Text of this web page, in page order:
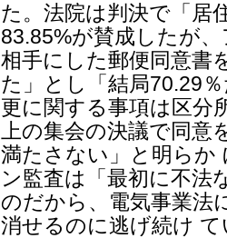
た。法院は判決で「居
83.85%が賛成したが
相手にした郵便同意書
た」とし「結局70.29
更に関する事項は区分
上の集会の決議で同
満たさない」と明らか
ン監査は「最初に不法
のだから、電気事業法
消せるのに逃げ続け